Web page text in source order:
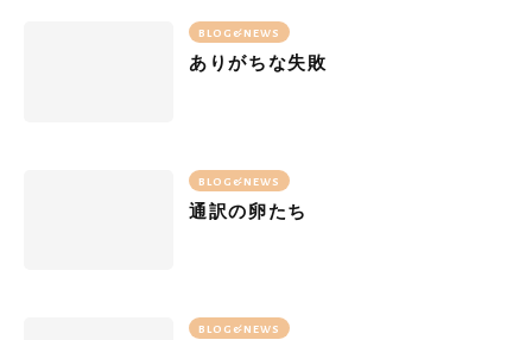
BLOG&NEWS
ありがちな失敗
BLOG&NEWS
通訳の卵たち
BLOG&NEWS